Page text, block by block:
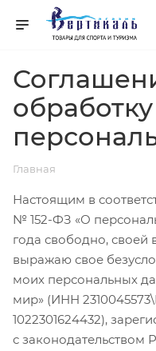
обработку
Главная
Настоящим в
№ 152-ФЗ «О
года свободно, своей
выражаю свое
моих персональных
мир» (ИНН
1022301624432),
с законодательством